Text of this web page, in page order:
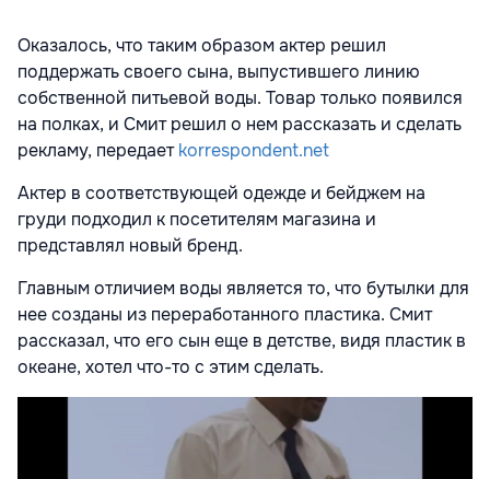
Оказалось, что таким образом актер решил
поддержать своего сына, выпустившего линию
собственной питьевой воды. Товар только появился
на полках, и Смит решил о нем рассказать и сделать
рекламу, передаетkorrespondent.net
Актер в соответствующей одежде и бейджем на
груди подходил к посетителям магазина и
представлял новый бренд.
Главным отличием воды является то, что бутылки для
нее созданы из переработанного пластика. Смит
рассказал, что его сын еще в детстве, видя пластик в
океане, хотел что-то с этим сделать.